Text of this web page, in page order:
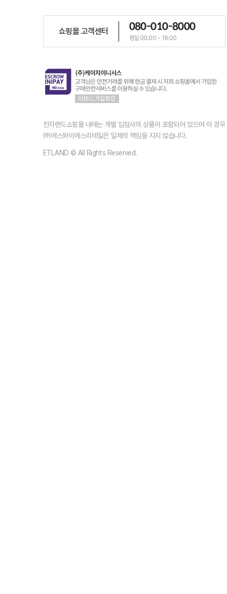
쇼핑몰 고객센터 080-010-8000
평일 09:00 ~ 18:00
전자랜드쇼핑몰 내에는 개별 입점사의 상품이 포함되어 있으며 이 경
㈜에스와이에스리테일은 일체의 책임을 지지 않습니다.
ETLAND © All Rights Reserved.